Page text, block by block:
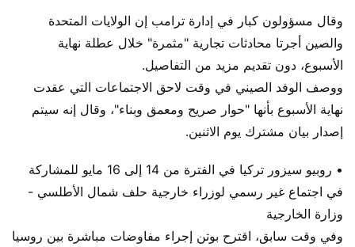
وقال مسؤولون كبار في إدارة ترامب إن الولايات المتحدة
والصين أجرتا محادثات تجارية "مثمرة" خلال عطلة نهاية
الأسبوع، دون تقديم مزيد من التفاصيل.
ووصف الوفد الصيني في وقت لاحق الاجتماعات التي عقدت
نهاية الأسبوع بأنها "حوار صريح ومعمق وبناء"، وقال إنه سيتم
إصدار بيان مشترك يوم الاثنين.
• روبيو سيزور تركيا في الفترة من 14 إلى 16 مايو للمشاركة
في اجتماع غير رسمي لوزراء خارجية حلف شمال الأطلسي -
وزارة الخارجية
وفي وقت سابق، اقترح بوتن إجراء مفاوضات مباشرة بين روسيا